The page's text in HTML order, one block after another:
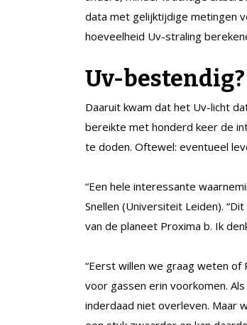
data met gelijktijdige metingen
hoeveelheid Uv-straling
Uv-bestendig?
Daaruit kwam dat het Uv-licht
bereikte met honderd keer de
te doden. Oftewel: eventueel
“Een hele interessante
Snellen (Universiteit Leiden).
van de planeet Proxima b. Ik
“Eerst willen we graag weten of
voor gassen erin voorkomen.
inderdaad niet overleven. Maar